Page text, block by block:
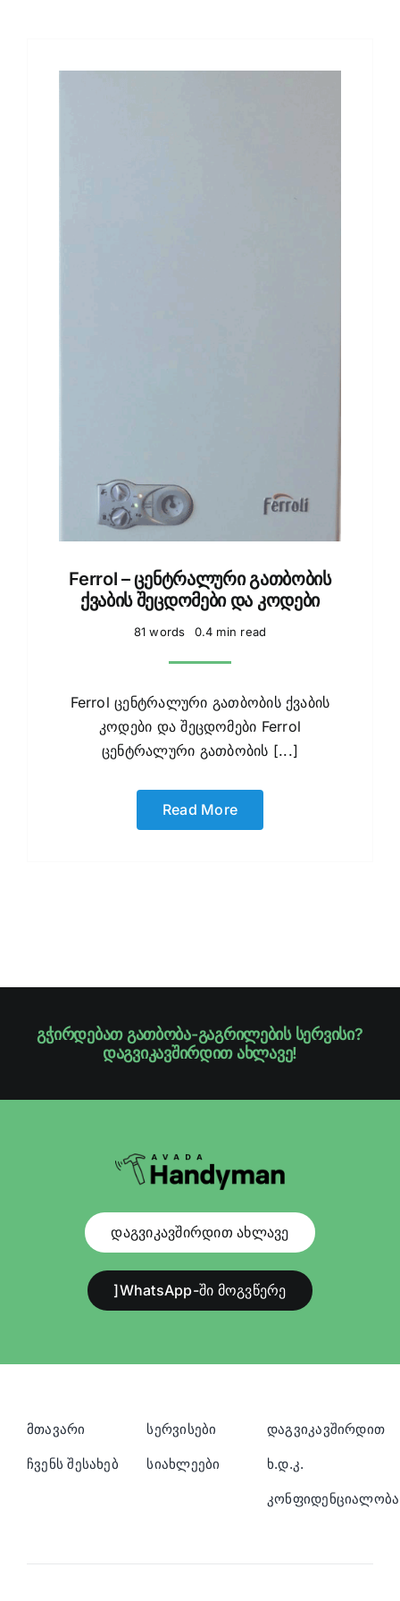
Ferrol – ცენტრალური გათბობის
ქვაბის შეცდომები და კოდები
81 words 0.4 min read
Ferrol ცენტრალური გათბობის ქვაბის
კოდები და შეცდომები Ferrol
ცენტრალური გათბობის [...]
Read More
გჭირდებათ გათბობა-გაგრილების სერვისი?
დაგვიკავშირდით ახლავე!
დაგვიკავშირდით ახლავე
]WhatsApp-ში მოგვწერე
მთავარი
ჩვენს შესახებ
სერვისები
სიახლეები
დაგვიკავშირდით
ხ.დ.კ.
კონფიდენციალობა